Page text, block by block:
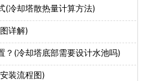
(冷却塔散热量计算方法)
详解)
？(冷却塔底部需要设计水池吗)
装流程图)